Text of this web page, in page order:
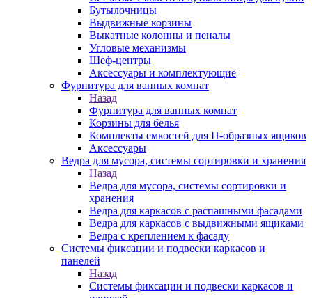
Бутылочницы
Выдвижные корзины
Выкатные колонны и пеналы
Угловые механизмы
Шеф-центры
Аксессуары и комплектующие
Фурнитура для ванных комнат
Назад
Фурнитура для ванных комнат
Корзины для белья
Комплекты емкостей для П-образных ящиков
Аксессуары
Ведра для мусора, системы сортировки и хранения
Назад
Ведра для мусора, системы сортировки и
хранения
Ведра для каркасов с распашными фасадами
Ведра для каркасов с выдвижными ящиками
Ведра с креплением к фасаду
Системы фиксации и подвески каркасов и
панелей
Назад
Системы фиксации и подвески каркасов и